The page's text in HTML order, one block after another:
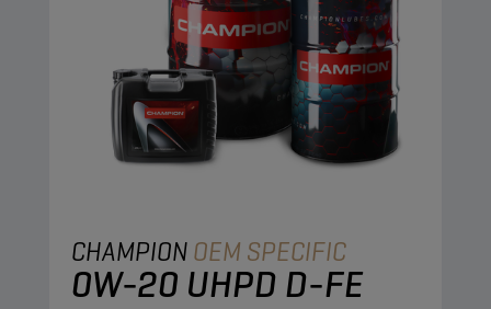
CHAMPIONOEM SPECIFIC
0W-20 UHPD D-FE